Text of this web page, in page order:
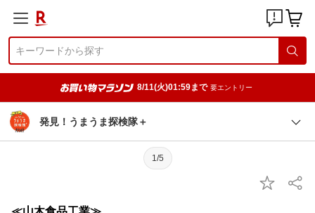
8/11(火)01:59まで 要エントリー
発見！うまうま探検隊＋
1/5